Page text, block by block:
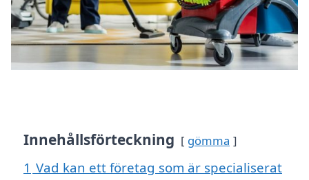
Innehållsförteckning gömma
1 Vad kan ett företag som är specialiserat